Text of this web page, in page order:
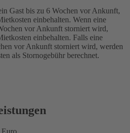
Gast bis zu 6 Wochen vor Ankunft,
einbehalten. Wenn eine
vor Ankunft storniert wird,
einbehalten. Falls eine
vor Ankunft storniert wird, werden
als Stornogebühr berechnet.